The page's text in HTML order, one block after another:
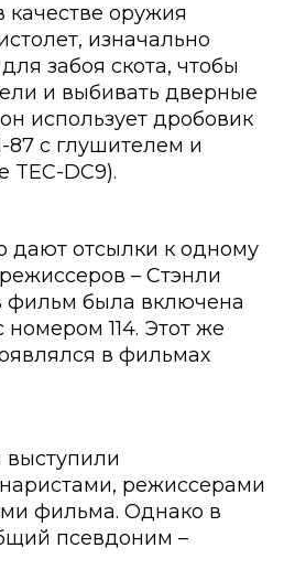
качестве оружия
изначально
забоя скота, чтобы
и выбивать дверные
использует дробовик
87 с глушителем и
TEC-DC9).
дают отсылки к одному
– Стэнли
фильм была включена
114. Этот же
в фильмах
режиссерами
фильма. Однако в
псевдоним –